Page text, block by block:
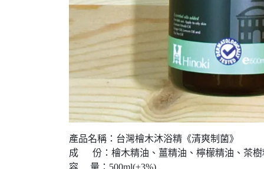
產品名稱：台灣檜木沐浴精《清爽制菌》
成 份：檜木精油、薑精油、檸檬精油、茶樹
容 量：500ml(±3%)